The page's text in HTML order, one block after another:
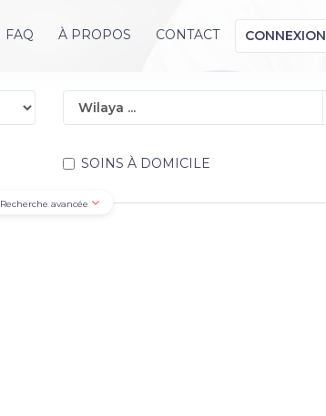
FAQ À PROPOS CONTACT CONNEXION
SOINS À DOMICILE
Recherche avancée